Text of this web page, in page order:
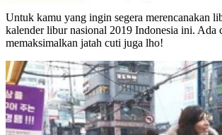
Untuk kamu yang ingin segera merencanakan
kalender libur nasional 2019 Indonesia ini. Ada
memaksimalkan jatah cuti juga lho!